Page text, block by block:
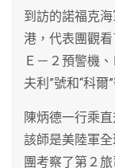
到訪的諾福克
港，代表團觀
Ｅ－２預警機
夫利”號和“科爾
陳炳德一行乘
該師是美陸軍
團考察了第２